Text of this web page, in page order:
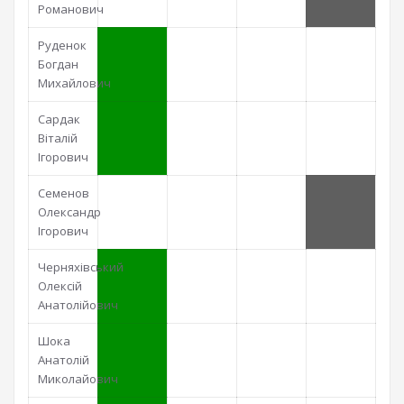
Романович
Руденок
Богдан
Михайлович
Сардак
Віталій
Ігорович
Семенов
Олександр
Ігорович
Черняхівський
Олексій
Анатолійович
Шока
Анатолій
Миколайович